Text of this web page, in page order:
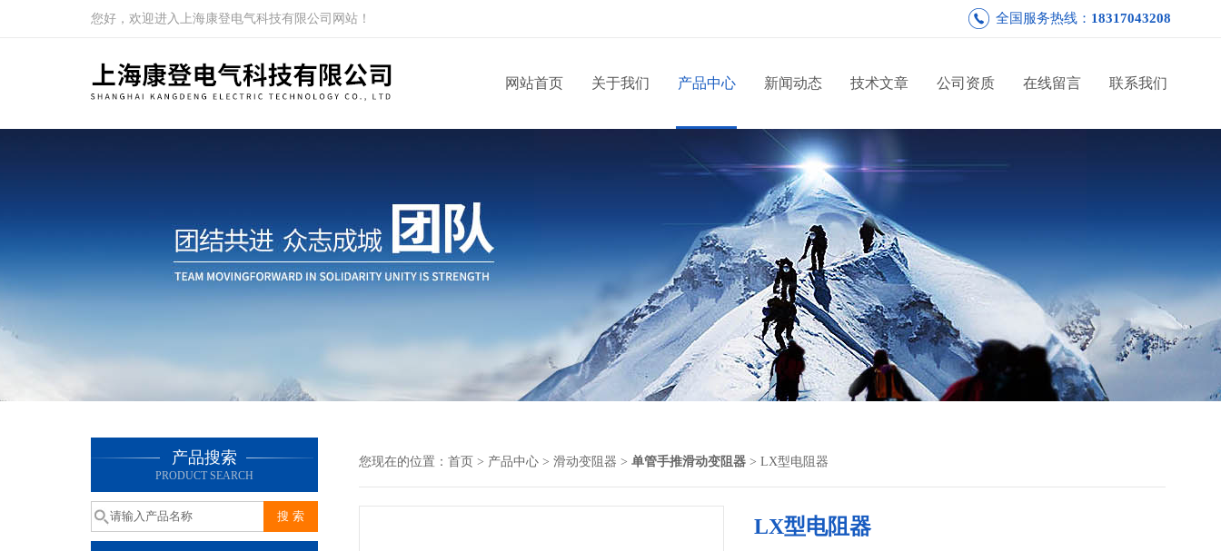
您好，欢迎进入上海康登电气科技有限公司网站！ 全国服务热线： 18317043208
网站首页 关于我们 产品中心 新闻动态 技术文章 公司资质 在线留言 联系我们
产品搜索
PRODUCT SEARCH
您现在的位置： 首页 > 产品中心 > 滑动变阻器 > 单管手推滑动变阻器 > LX型电阻器
LX型电阻器